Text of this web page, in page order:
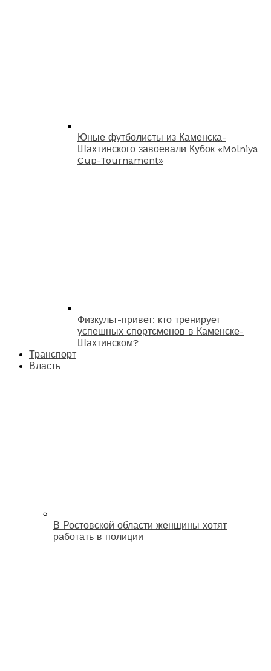
Юные футболисты из Каменска-
Шахтинского завоевали Кубок «Molniya
Cup-Tournament»
Физкульт-привет: кто тренирует
успешных спортсменов в Каменске-
Шахтинском?
Транспорт
Власть
В Ростовской области женщины хотят
работать в полиции